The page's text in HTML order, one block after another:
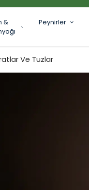
&
Peynirler
Ve Tuzlar